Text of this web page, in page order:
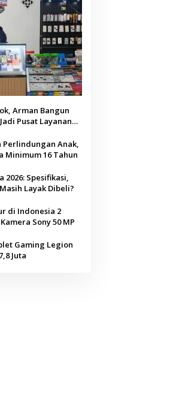
Arman Bangun
Pusat Layanan
Perlindungan Anak,
Minimum 16 Tahun
2026: Spesifikasi,
Layak Dibeli?
di Indonesia 2
Sony 50 MP
Gaming Legion
Juta